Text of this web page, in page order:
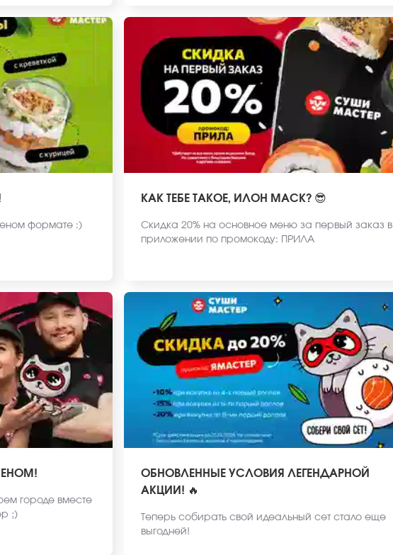
формате :)
КАК ТЕБЕ ТАКОЕ, ИЛОН МАСК? 😎
Скидка 20% на основное меню за первый заказ в
приложении по промокоду: ПРИЛА
городе вместе
;)
ОБНОВЛЕННЫЕ УСЛОВИЯ ЛЕГЕНДАРНОЙ
АКЦИИ! 🔥
Теперь собирать свой идеальный сет стало еще
выгодней!